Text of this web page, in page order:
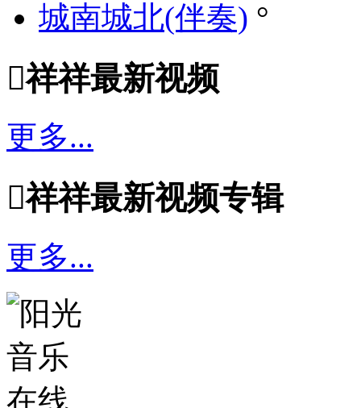
城南城北(伴奏) °
祥祥最新视频
更多...
祥祥最新视频专辑
更多...